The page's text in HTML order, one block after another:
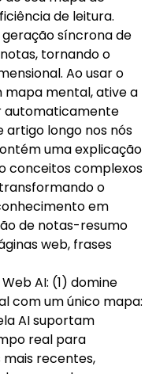
de leitura.
síncrona de
tornando o
Ao usar o
mapa mental, ative a
automaticamente
longo nos nós
uma explicação
conceitos complexos
o
em
de notas-resumo
web, frases
AI: (1) domine
com um único mapa:
AI suportam
real para
recentes,